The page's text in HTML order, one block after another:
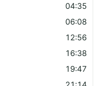
04:35
06:08
12:56
16:38
19:47